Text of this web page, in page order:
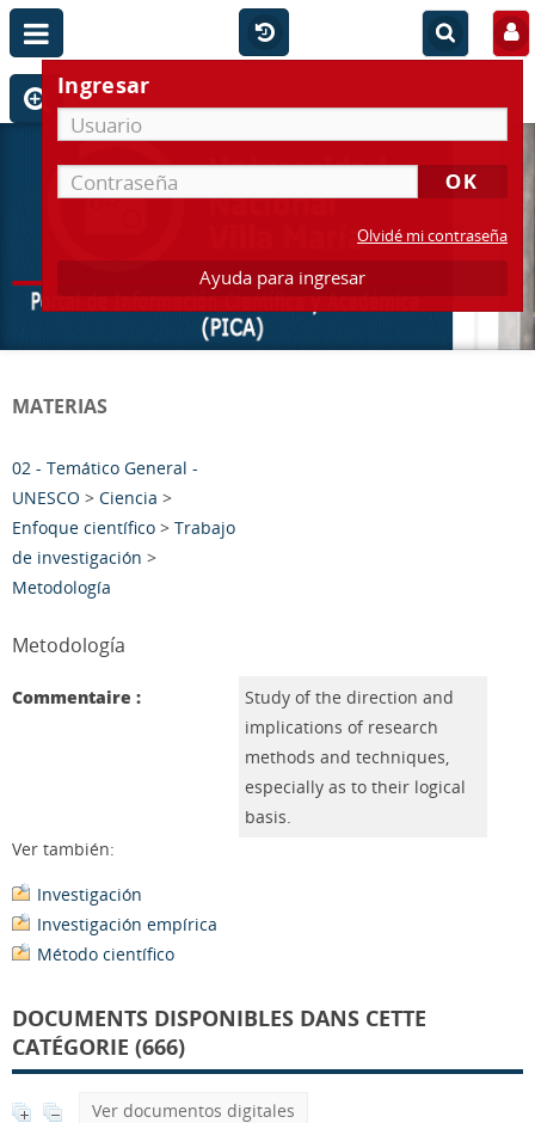
Ingresar
Olvidé mi contraseña
Ayuda para ingresar
MATERIAS
02 - Temático General -
UNESCO > Ciencia >
Enfoque científico > Trabajo
de investigación >
Metodología
Metodología
Commentaire :
Study of the direction and
implications of research
methods and techniques,
especially as to their logical
basis.
Ver también:
Investigación
Investigación empírica
Método científico
DOCUMENTS DISPONIBLES DANS CETTE
CATÉGORIE (666)
Ver documentos digitales